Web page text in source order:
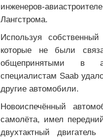
инженеров-
Лангстрома.
Используя
которые не были
общепринятыми в
специалистам Saab
другие автомобили.
Новоиспечённый
самолёта, имел
двухтактный